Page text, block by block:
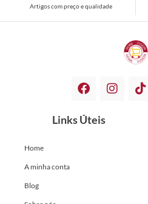
Artigos com preço e qualidade
Links Úteis
Home
A minha conta
Blog